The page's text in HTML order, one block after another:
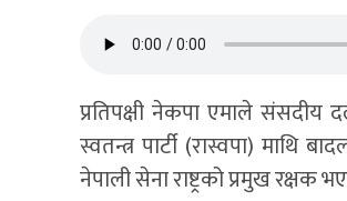
प्रतिपक्षी नेकपा एमाले संसदीय
स्वतन्त्र पार्टी (रास्वपा) माथि
नेपाली सेना राष्ट्रको प्रमुख रक्षक